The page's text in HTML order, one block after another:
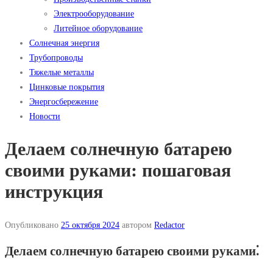
Электрооборудование
Литейное оборудование
Солнечная энергия
Трубопроводы
Тяжелые металлы
Цинковые покрытия
Энергосбережение
Новости
Делаем солнечную батарею
своими руками: пошаговая
инструкция
Опубликовано 25 октября 2024 автором Redactor
Делаем солнечную батарею своими руками⁚